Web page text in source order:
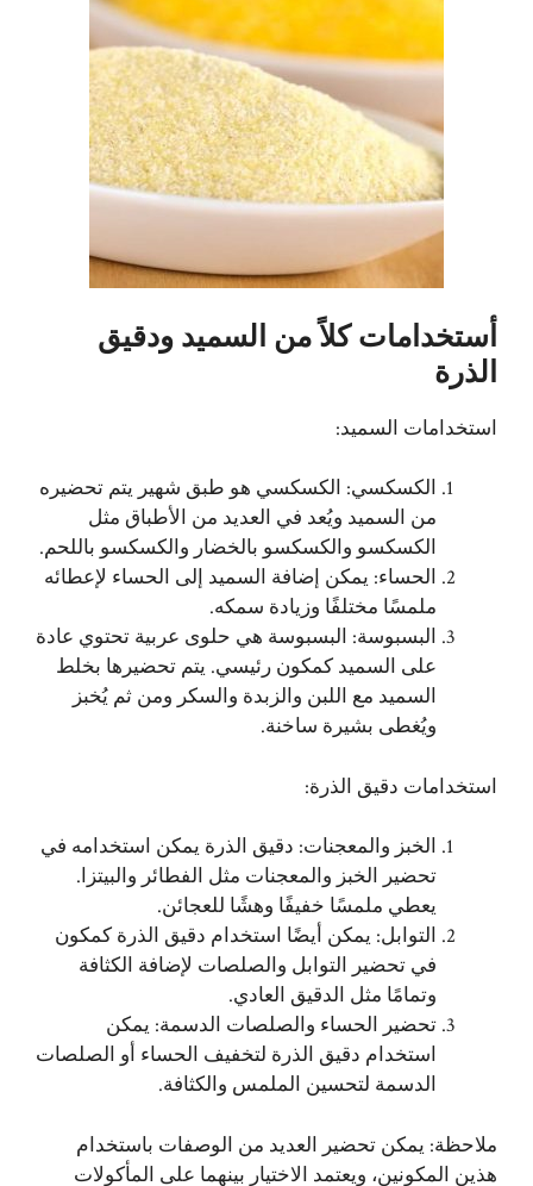
أستخدامات كلاً من السميد ودقيق
الذرة
استخدامات السميد:
الكسكسي: الكسكسي هو طبق شهير يتم تحضيره
من السميد ويُعد في العديد من الأطباق مثل
الكسكسو والكسكسو بالخضار والكسكسو باللحم.
الحساء: يمكن إضافة السميد إلى الحساء لإعطائه
ملمسًا مختلفًا وزيادة سمكه.
البسبوسة: البسبوسة هي حلوى عربية تحتوي عادة
على السميد كمكون رئيسي. يتم تحضيرها بخلط
السميد مع اللبن والزبدة والسكر ومن ثم يُخبز
ويُغطى بشيرة ساخنة.
استخدامات دقيق الذرة:
الخبز والمعجنات: دقيق الذرة يمكن استخدامه في
تحضير الخبز والمعجنات مثل الفطائر والبيتزا.
يعطي ملمسًا خفيفًا وهشًا للعجائن.
التوابل: يمكن أيضًا استخدام دقيق الذرة كمكون
في تحضير التوابل والصلصات لإضافة الكثافة
وتمامًا مثل الدقيق العادي.
تحضير الحساء والصلصات الدسمة: يمكن
استخدام دقيق الذرة لتخفيف الحساء أو الصلصات
الدسمة لتحسين الملمس والكثافة.
ملاحظة: يمكن تحضير العديد من الوصفات باستخدام
هذين المكونين، ويعتمد الاختيار بينهما على المأكولات